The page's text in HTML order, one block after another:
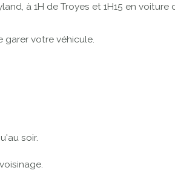
à 1H de Troyes et 1H15 en
garer votre véhicule.
soir.